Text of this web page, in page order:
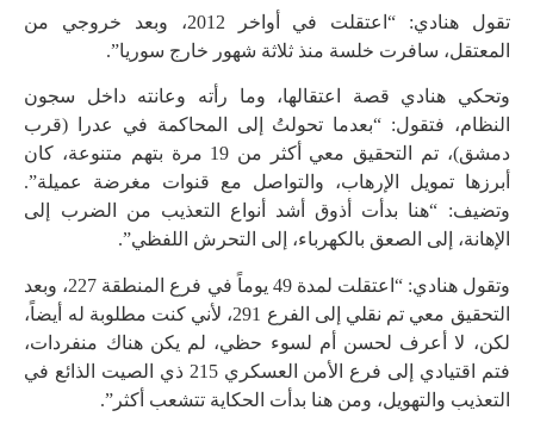
تقول هنادي: “اعتقلت في أواخر 2012، وبعد خروجي من
المعتقل، سافرت خلسة منذ ثلاثة شهور خارج سوريا”.
وتحكي هنادي قصة اعتقالها، وما رأته وعانته داخل سجون
النظام، فتقول: “بعدما تحولتُ إلى المحاكمة في عدرا (قرب
دمشق)، تم التحقيق معي أكثر من 19 مرة بتهم متنوعة، كان
أبرزها تمويل الإرهاب، والتواصل مع قنوات مغرضة عميلة”.
وتضيف: “هنا بدأت أذوق أشد أنواع التعذيب من الضرب إلى
الإهانة، إلى الصعق بالكهرباء، إلى التحرش اللفظي”.
وتقول هنادي: “اعتقلت لمدة 49 يوماً في فرع المنطقة 227، وبعد
التحقيق معي تم نقلي إلى الفرع 291، لأني كنت مطلوبة له أيضاً،
لكن، لا أعرف لحسن أم لسوء حظي، لم يكن هناك منفردات،
فتم اقتيادي إلى فرع الأمن العسكري 215 ذي الصيت الذائع في
التعذيب والتهويل، ومن هنا بدأت الحكاية تتشعب أكثر”.